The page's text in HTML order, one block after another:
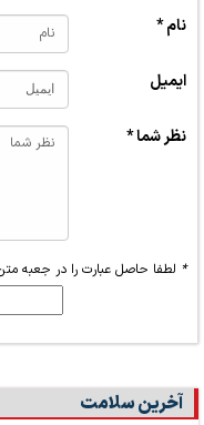
نام *
ایمیل
نظر شما *
* لطفا حاصل عبارت را در جعبه
آخرین سلامت